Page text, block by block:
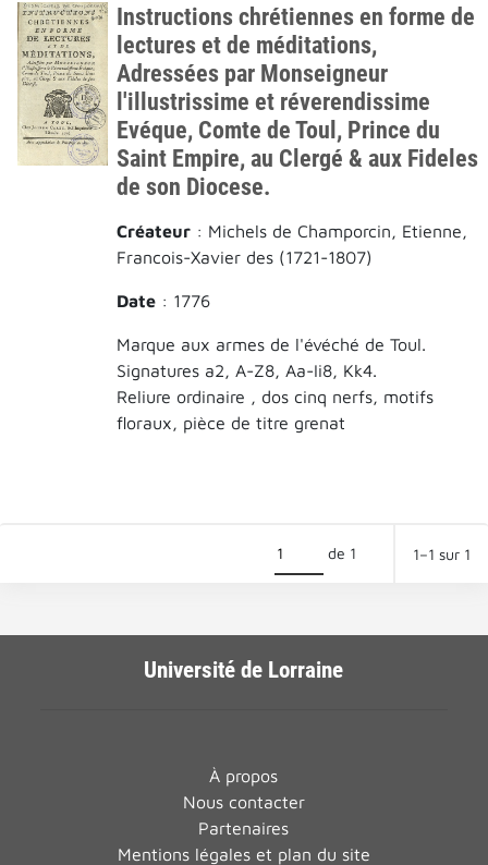
Instructions chrétiennes en forme de
lectures et de méditations,
Adressées par Monseigneur
l'illustrissime et réverendissime
Evéque, Comte de Toul, Prince du
Saint Empire, au Clergé & aux Fideles
de son Diocese.
Créateur : Michels de Champorcin, Etienne,
Francois-Xavier des (1721-1807)
Date : 1776
Marque aux armes de l'évéché de Toul.
Signatures a2, A-Z8, Aa-Ii8, Kk4.
Reliure ordinaire , dos cinq nerfs, motifs
floraux, pièce de titre grenat
de 1 1–1 sur 1
Université de Lorraine
À propos
Nous contacter
Partenaires
Mentions légales et plan du site